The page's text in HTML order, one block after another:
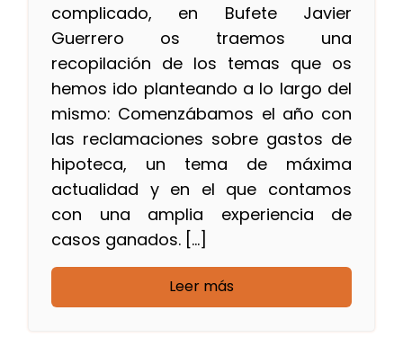
complicado, en Bufete Javier
Guerrero os traemos una
recopilación de los temas que os
hemos ido planteando a lo largo del
mismo: Comenzábamos el año con
las reclamaciones sobre gastos de
hipoteca, un tema de máxima
actualidad y en el que contamos
con una amplia experiencia de
casos ganados. […]
Leer más